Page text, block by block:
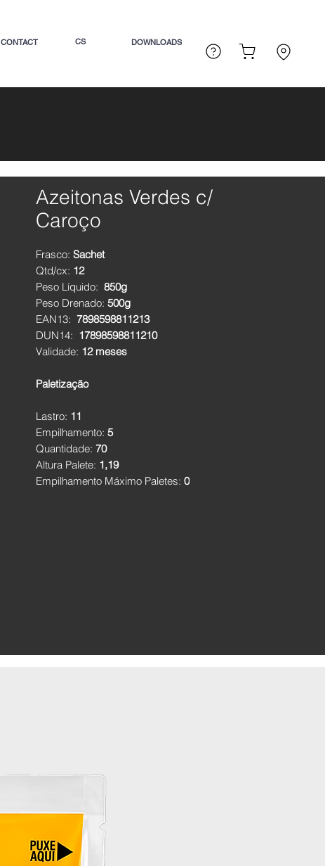
CONTACT DOWNLOADS
CS
Azeitonas Verdes c/
Caroço
Frasco: Sachet
Qtd/cx: 12
Peso Líquido: 850g
Peso Drenado: 500g
EAN13: 7898598811213
DUN14: 17898598811210
Validade: 12 meses
Paletização
Lastro: 11
Empilhamento: 5
Quantidade: 70
Altura Palete: 1,19
Empilhamento Máximo Paletes: 0